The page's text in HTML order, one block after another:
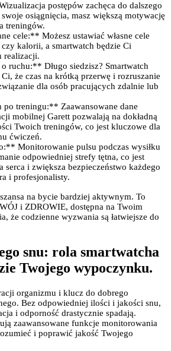
postępów zachęca do dalszego
swoje osiągnięcia, masz większą motywację
treningów.
cele:** Możesz ustawiać własne cele
kalorii, a smartwatch będzie Ci
realizacji.
ruchu:** Długo siedzisz? Smartwatch
że czas na krótką przerwę i rozruszanie
dla osób pracujących zdalnie lub
treningu:** Zaawansowane dane
mobilnej Garett pozwalają na dokładną
Twoich treningów, co jest kluczowe dla
ćwiczeń.
Monitorowanie pulsu podczas wysiłku
odpowiedniej strefy tętna, co jest
serca i zwiększa bezpieczeństwo każdego
i profesjonalisty.
na bycie bardziej aktywnym. To
i ZDROWIE, dostępna na Twoim
że codzienne wyzwania są łatwiejsze do
snu: rola smartwatcha
Twojego wypoczynku.
organizmu i klucz do dobrego
Bez odpowiedniej ilości i jakości snu,
i odporność drastycznie spadają.
zaawansowane funkcje monitorowania
i poprawić jakość Twojego